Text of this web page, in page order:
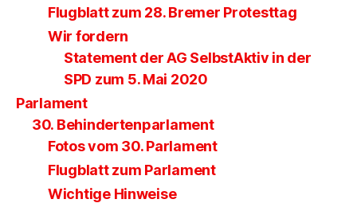
Flugblatt zum 28. Bremer Protesttag
Wir fordern
Statement der AG SelbstAktiv in der
SPD zum 5. Mai 2020
Parlament
30. Behindertenparlament
Fotos vom 30. Parlament
Flugblatt zum Parlament
Wichtige Hinweise